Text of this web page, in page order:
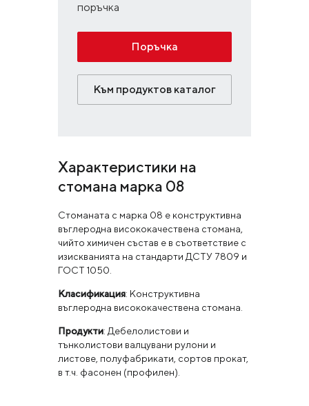
поръчка
Поръчка
Към продуктов каталог
Характеристики на
стомана марка 08
Стоманата с марка 08 е конструктивна
въглеродна висококачествена стомана,
чийто химичен състав е в съответствие с
изискванията на стандарти ДСТУ 7809 и
ГОСТ 1050.
Класификация: Конструктивна
въглеродна висококачествена стомана.
Продукти: Дебелолистови и
тънколистови валцувани рулони и
листове, полуфабрикати, сортов прокат,
в т.ч. фасонен (профилен).